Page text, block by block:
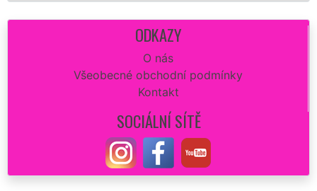
ODKAZY
O nás
Všeobecné obchodní podmínky
Kontakt
SOCIÁLNÍ SÍTĚ